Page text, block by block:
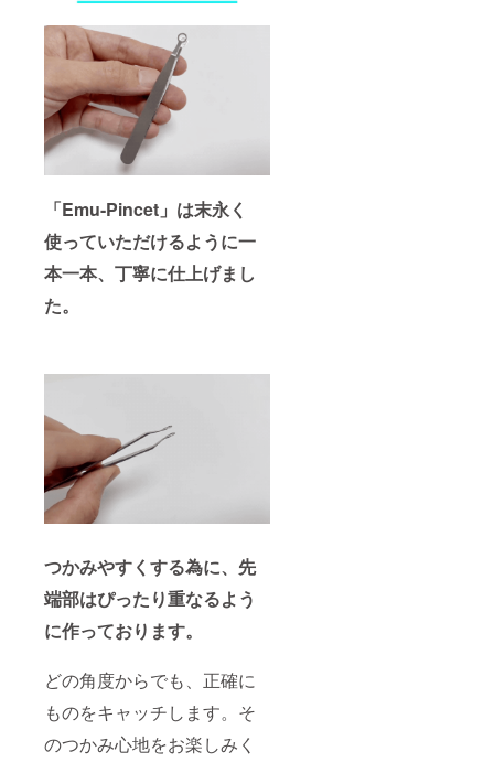
「Emu-Pincet」は末永く
使っていただけるように一
本一本、丁寧に仕上げまし
た。
つかみやすくする為に、先
端部はぴったり重なるよう
に作っております。
どの角度からでも、正確に
ものをキャッチします。そ
のつかみ心地をお楽しみく